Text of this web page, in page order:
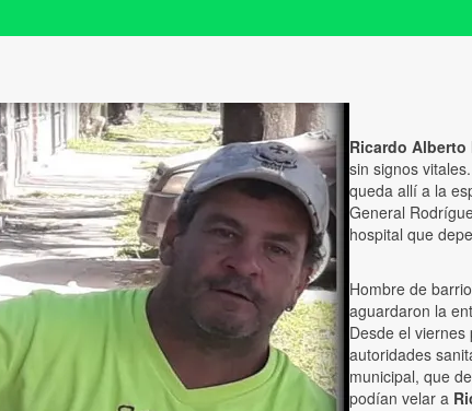
Ricardo Alberto
sin signos
queda allí a la
General
hospital que
Hombre de
aguardaron la
Desde el
autoridades
municipal, que
podían velar a